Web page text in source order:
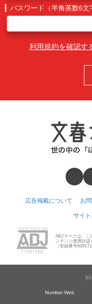
パスワード（半角英数6文
利用規約を確認す
広告掲載について お
サイ
ABJマークは、こ
ンテンツ使用許
（登録番号
Number Web